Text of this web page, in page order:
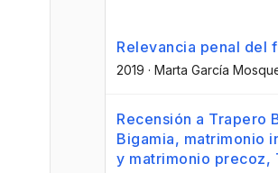
Relevancia penal del
2019 · Marta García
Recensión a Trapero
Bigamia, matrimonio
y matrimonio precoz,